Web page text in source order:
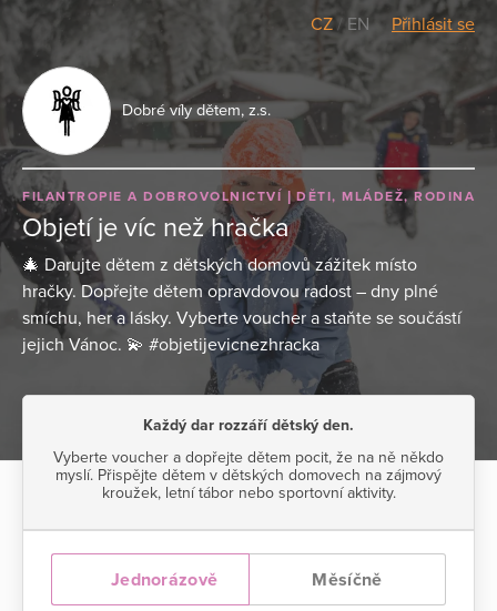
CZ / EN Přihlásit se
Dobré víly dětem, z.s.
FILANTROPIE A DOBROVOLNICTVÍ DĚTI, MLÁDEŽ, RODINA
Objetí je víc než hračka
🎄 Darujte dětem z dětských domovů zážitek místo
hračky. Dopřejte dětem opravdovou radost – dny plné
smíchu, her a lásky. Vyberte voucher a staňte se součástí
jejich Vánoc. 💫 #objetijevicnezhracka
Každý dar rozzáří dětský den.
Vyberte voucher a dopřejte dětem pocit, že na ně někdo
myslí. Přispějte dětem v dětských domovech na zájmový
kroužek, letní tábor nebo sportovní aktivity.
Jednorázově Měsíčně